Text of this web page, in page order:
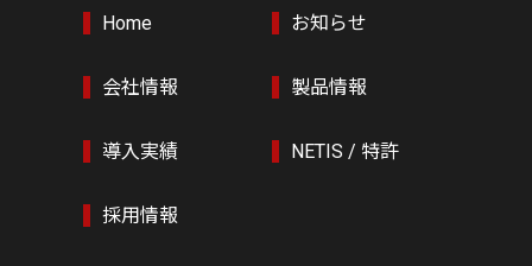
Home お知らせ
会社情報 製品情報
導入実績 NETIS / 特許
採用情報